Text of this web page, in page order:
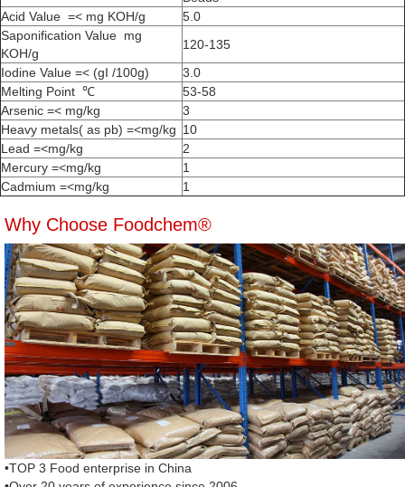
Acid Value =< mg KOH/g
5.0
Saponification Value mg
KOH/g
120-135
Iodine Value =< (gI /100g)
3.0
Melting Point ℃
53-58
Arsenic =< mg/kg
3
Heavy metals( as pb) =<mg/kg 10
Lead =<mg/kg
2
Mercury =<mg/kg
1
Cadmium =<mg/kg
1
Why Choose Foodchem®
•TOP 3 Food enterprise in China